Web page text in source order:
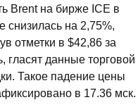
Brent на бирже ICE в
снизилась на 2,75%,
отметки в $42,86 за
гласят данные торговой
Такое падение цены
в 17.36 мск.